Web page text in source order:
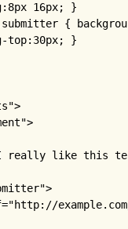
16px; }
{
top:30px; }
really like this